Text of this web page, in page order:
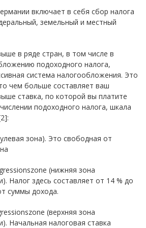
включает в себя сбор налога
земельный и местный
в ряде стран, в том числе в
подоходного налога,
система налогообложения. Это
чем больше составляет ваш
ставка, по которой вы платите
подоходного налога, шкала
зона). Это свободная от
(нижняя зона
Налог здесь составляет от 14 % до
суммы дохода.
(верхняя зона
Начальная налоговая ставка